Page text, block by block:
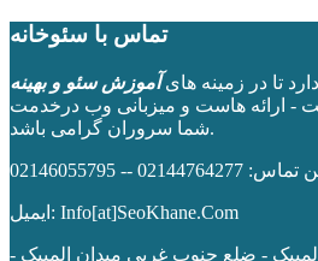
تماس با سئوخانه
دارد تا در زمینه هایآموزش سئو و بهینه
- ارائه هاست و میزبانی وب درخدمت
شما سروران گرامی باشد.
02144764277 -- 02146055795
ایمیل: Info[at]SeoKhane.Com
- ضلع جنوب غربی میدان المپیک -